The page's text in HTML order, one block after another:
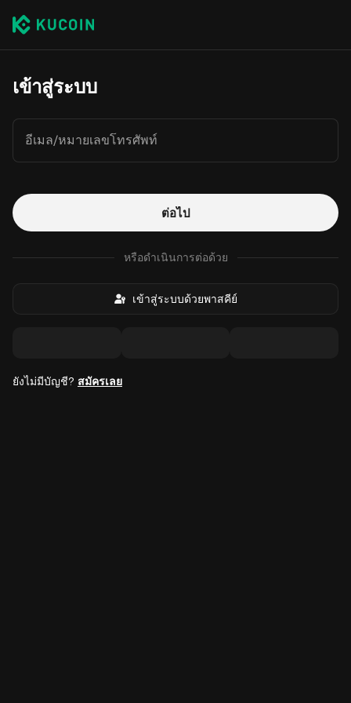
เข้าสู่ระบบ
อีเมล/หมายเลขโทรศัพท์
ต่อไป
หรือดำเนินการต่อด้วย
เข้าสู่ระบบด้วยพาสคีย์
ยังไม่มีบัญชี? สมัครเลย